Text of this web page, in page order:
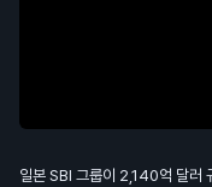
일본 SBI 그룹이 2,140억 달러